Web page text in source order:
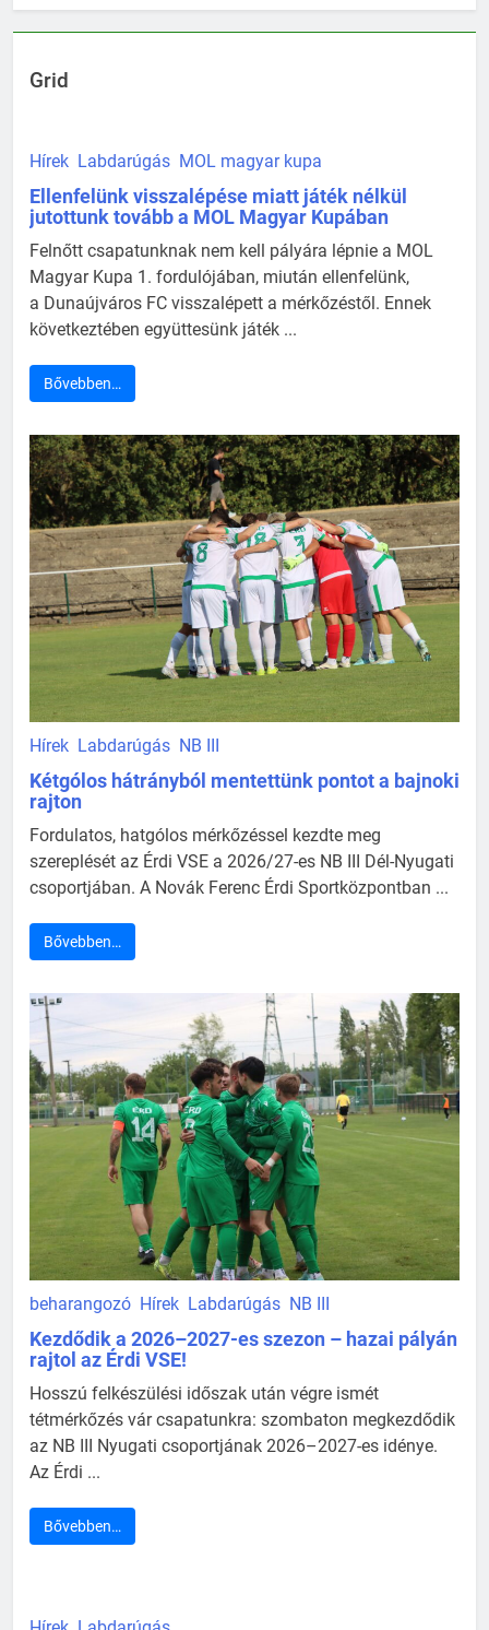
Grid
Hírek Labdarúgás MOL magyar kupa
Ellenfelünk visszalépése miatt játék nélkül
jutottunk tovább a MOL Magyar Kupában
Felnőtt csapatunknak nem kell pályára lépnie a MOL
Magyar Kupa 1. fordulójában, miután ellenfelünk,
a Dunaújváros FC visszalépett a mérkőzéstől. Ennek
következtében együttesünk játék ...
Bővebben…
Hírek Labdarúgás NB III
Kétgólos hátrányból mentettünk pontot a bajnoki
rajton
Fordulatos, hatgólos mérkőzéssel kezdte meg
szereplését az Érdi VSE a 2026/27-es NB III Dél-Nyugati
csoportjában. A Novák Ferenc Érdi Sportközpontban ...
Bővebben…
beharangozó Hírek Labdarúgás NB III
Kezdődik a 2026–2027-es szezon – hazai pályán
rajtol az Érdi VSE!
Hosszú felkészülési időszak után végre ismét
tétmérkőzés vár csapatunkra: szombaton megkezdődik
az NB III Nyugati csoportjának 2026–2027-es idénye.
Az Érdi ...
Bővebben…